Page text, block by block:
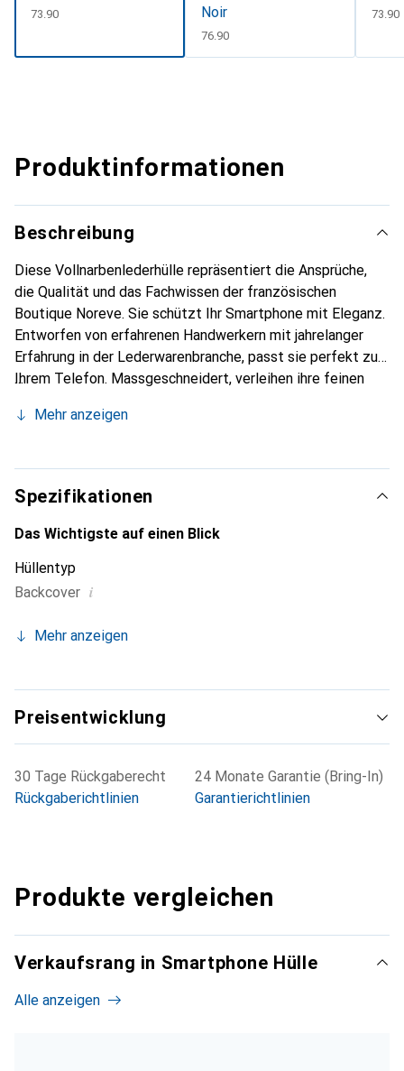
CHF
73.90
Noir
CHF
76.90
CHF
73.90
Produktinformationen
Beschreibung
Diese Vollnarbenlederhülle repräsentiert die Ansprüche,
die Qualität und das Fachwissen der französischen
Boutique Noreve. Sie schützt Ihr Smartphone mit Eleganz.
Entworfen von erfahrenen Handwerkern mit jahrelanger
Erfahrung in der Lederwarenbranche, passt sie perfekt zu
Ihrem Telefon. Massgeschneidert, verleihen ihre feinen
und unverzichtbaren Accessoire für Ihr Smartphone.
die Marke Noreve eine zuverlässige Wahl für eine
anspruchsvolle Kundschaft.
Mehr anzeigen
Spezifikationen
Das Wichtigste auf einen Blick
Hüllentyp
Backcover i
Mehr anzeigen
Preisentwicklung
30 Tage Rückgaberecht
Rückgaberichtlinien
24 Monate Garantie (Bring-In)
Garantierichtlinien
Produkte vergleichen
Verkaufsrang in Smartphone Hülle
Alle anzeigen